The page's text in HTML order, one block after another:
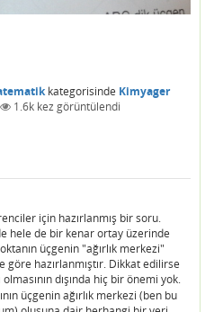
kategorisinde Kimyager
1.6k kez görüntülendi
için hazırlanmış bir soru.
hele de bir kenar ortay üzerinde
üçgenin "ağırlık merkezi"
göre hazırlanmıştır. Dikkat edilirse
dışında hiç bir önemi yok.
üçgenin ağırlık merkezi (ben bu